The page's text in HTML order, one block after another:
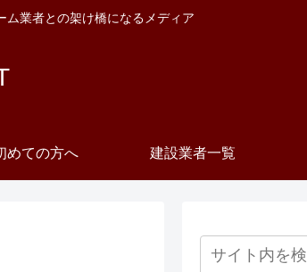
業者との架け橋になるメディア
めての方へ 建設業者一覧